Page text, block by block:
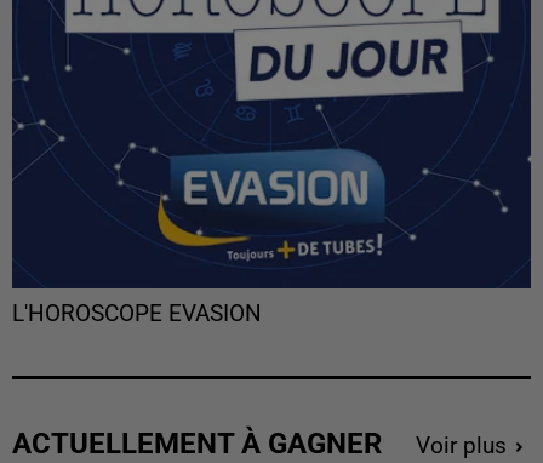
L'HOROSCOPE EVASION
ACTUELLEMENT À GAGNER Voir plus